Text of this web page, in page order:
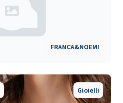
FRANCA&NOEMI
Gioielli